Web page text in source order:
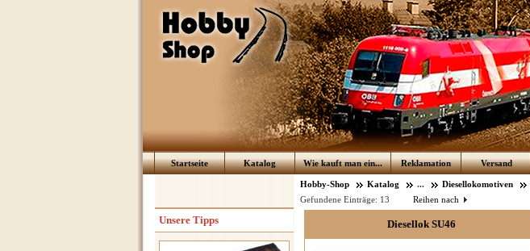
Startseite Katalog Wie kauft man ein... Reklamation Versand
Hobby-Shop Katalog ... Diesellokomotiven
Reihen nach
Gefundene Einträge: 13
Diesellok SU46
Unsere Tipps